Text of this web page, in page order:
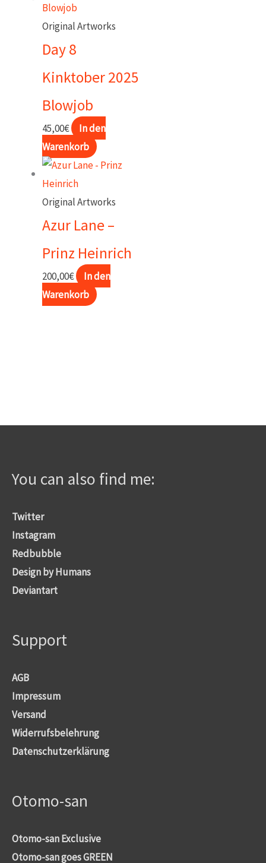
Original Artworks
Day 8
Kinktober 2025
Blowjob
45,00€
In den
Warenkorb
Original Artworks
Azur Lane –
Prinz Heinrich
200,00€
In den
Warenkorb
You can also find me:
Twitter
Instagram
Redbubble
Design by Humans
Deviantart
Support
AGB
Impressum
Versand
Widerrufsbelehrung
Datenschutzerklärung
Otomo-san
Otomo-san Exclusive
Otomo-san goes GREEN